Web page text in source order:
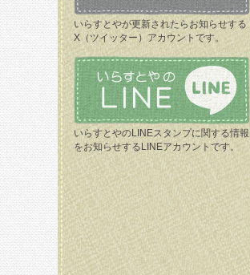
いらすとやが更新されたらお知らせする
X（ツイッター）アカウントです。
いらすとやのLINEスタンプに関する情報
をお知らせするLINEアカウントです。